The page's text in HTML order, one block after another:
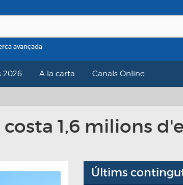
avançada
2026 A la carta Canals Online
1,6 milions
Últims